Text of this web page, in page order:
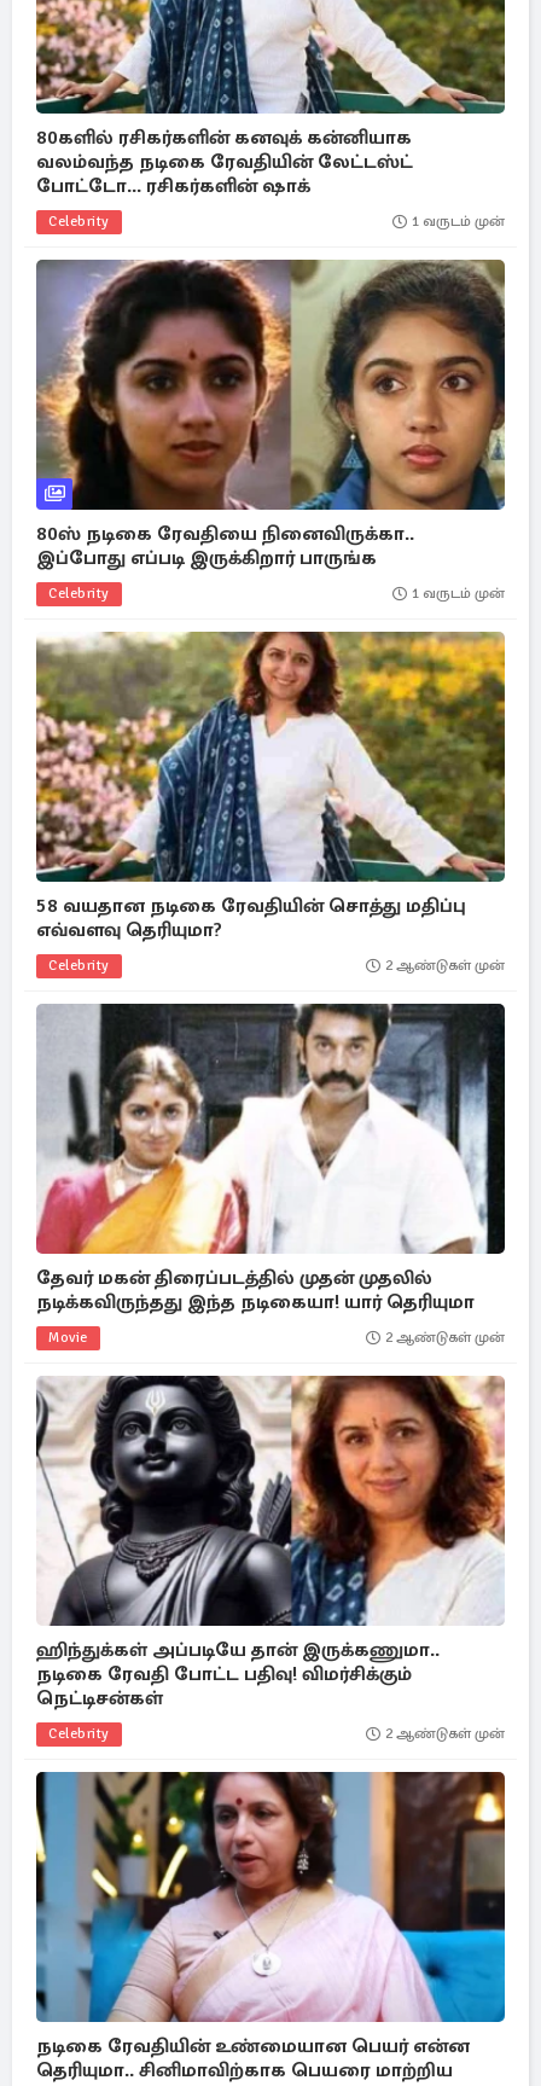
80களில் ரசிகர்களின் கனவுக் கன்னியாக
வலம்வந்த நடிகை ரேவதியின் லேட்டஸ்ட்
போட்டோ... ரசிகர்களின் ஷாக்
Celebrity 1 வருடம் முன்
80ஸ் நடிகை ரேவதியை நினைவிருக்கா..
இப்போது எப்படி இருக்கிறார் பாருங்க
Celebrity 1 வருடம் முன்
58 வயதான நடிகை ரேவதியின் சொத்து மதிப்பு
எவ்வளவு தெரியுமா?
Celebrity 2 ஆண்டுகள் முன்
தேவர் மகன் திரைப்படத்தில் முதன் முதலில்
நடிக்கவிருந்தது இந்த நடிகையா! யார் தெரியுமா
Movie 2 ஆண்டுகள் முன்
ஹிந்துக்கள் அப்படியே தான் இருக்கணுமா..
நடிகை ரேவதி போட்ட பதிவு! விமர்சிக்கும்
நெட்டிசன்கள்
Celebrity 2 ஆண்டுகள் முன்
நடிகை ரேவதியின் உண்மையான பெயர் என்ன
தெரியுமா.. சினிமாவிற்காக பெயரை மாற்றிய